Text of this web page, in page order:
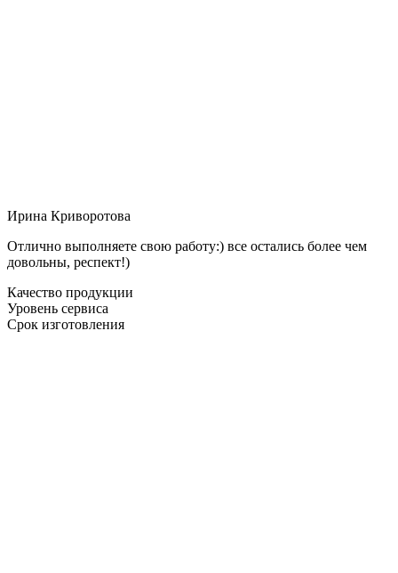
Ирина Криворотова
Отлично выполняете свою работу:) все остались более чем
довольны, респект!)
Качество продукции
Уровень сервиса
Срок изготовления